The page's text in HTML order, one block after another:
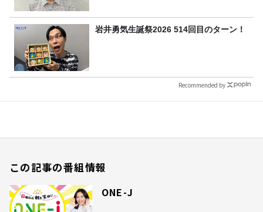
岩井勇気生誕祭2026 514回目のターン！
Recommended by
この記事の番組情報
ONE-J